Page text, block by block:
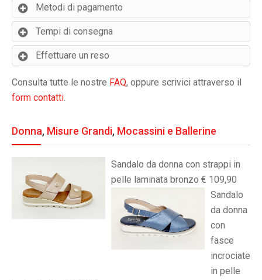
Metodi di pagamento
Tempi di consegna
Effettuare un reso
Consulta tutte le nostre FAQ, oppure scrivici attraverso il
form contatti.
Donna, Misure Grandi, Mocassini e Ballerine
Sandalo da donna con strappi in
pelle laminata bronzo € 109,90
Sandalo
da donna
con
fasce
incrociate
in pelle